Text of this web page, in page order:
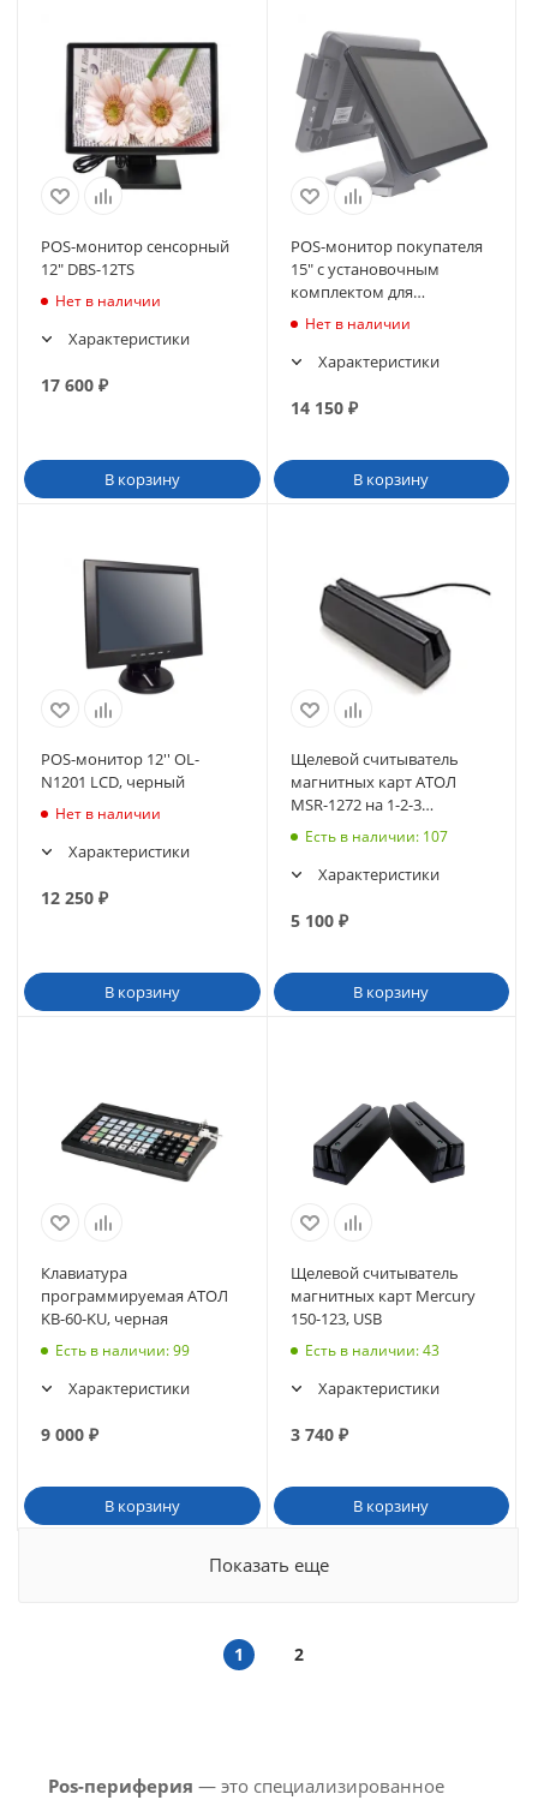
POS-монитор сенсорный
12" DBS-12TS
Нет в наличии
Характеристики
17 600 ₽
В корзину
POS-монитор покупателя
15" с установочным
комплектом для
сенсорного моноблока
Нет в наличии
Характеристики
14 150₽
В корзину
POS-монитор 12'' OL-
N1201 LCD, черный
Нет в наличии
Характеристики
12 250 ₽
В корзину
Щелевой считыватель
магнитных карт АТОЛ
MSR-1272 на 1-2-3
дорожки, USB, черный
Есть в наличии: 107
Характеристики
5 100₽
В корзину
Клавиатура
программируемая АТОЛ
KB-60-KU, черная
Есть в наличии: 99
Характеристики
9 000 ₽
В корзину
Щелевой считыватель
магнитных карт Mercury
150-123, USB
Есть в наличии: 43
Характеристики
3 740₽
В корзину
Показать еще
1 2
Pos-периферия — это специализированное